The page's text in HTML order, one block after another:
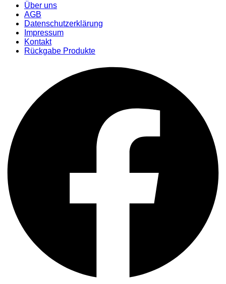
Über uns
AGB
Datenschutzerklärung
Impressum
Kontakt
Rückgabe Produkte